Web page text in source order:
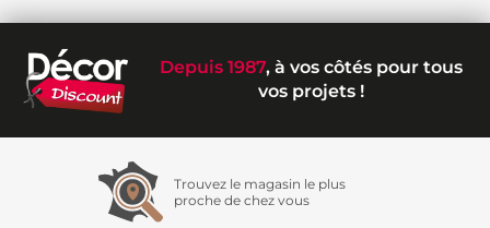
Depuis 1987, à vos côtés pour tous
vos projets !
Trouvez le magasin le plus
proche de chez vous